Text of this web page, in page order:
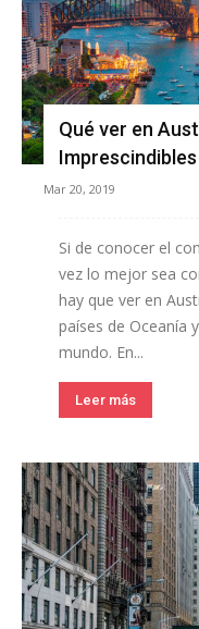
Qué ver en
Imprescindibles
Mar 20, 2019
Si de conocer el
vez lo mejor sea
hay que ver en
países de Oceanía
mundo. En...
Leer más